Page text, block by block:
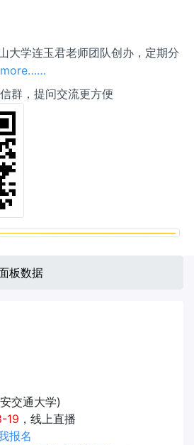
大学连玉君老师团队创办，定期分
more……
群，提问交流更方便
板数据
交通大学)
19 ，线上直播
报名